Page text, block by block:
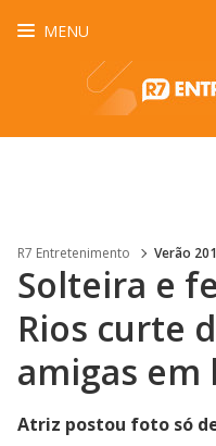
MENU
R7 Entretenimento Verão
Solteira e
Rios curte
amigas em
Atriz postou foto só